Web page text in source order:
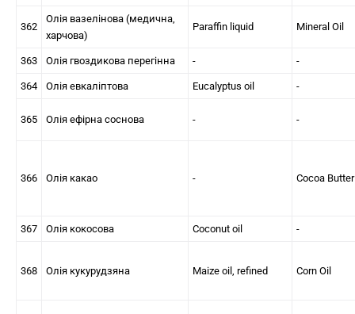
362
Олія вазелінова (медична,
харчова)
Paraffin liquid Mineral Oil
363 Олія гвоздикова перегінна - -
364 Олія евкаліптова Eucalyptus oil -
365 Олія ефірна соснова - -
366 Олія какао - Cocoa Butter
367 Олія кокосова Coconut oil -
368 Олія кукурудзяна Maize oil, refined Corn Oil